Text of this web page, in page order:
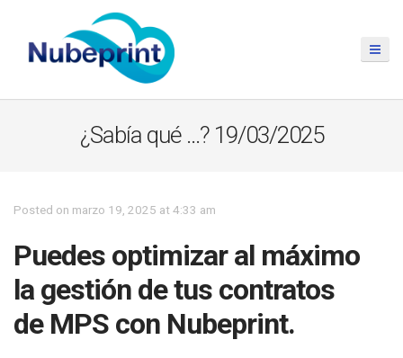
¿Sabía qué …? 19/03/2025
Posted on marzo 19, 2025 at 4:33 am
Puedes optimizar al máximo
la gestión de tus contratos
de MPS con Nubeprint.